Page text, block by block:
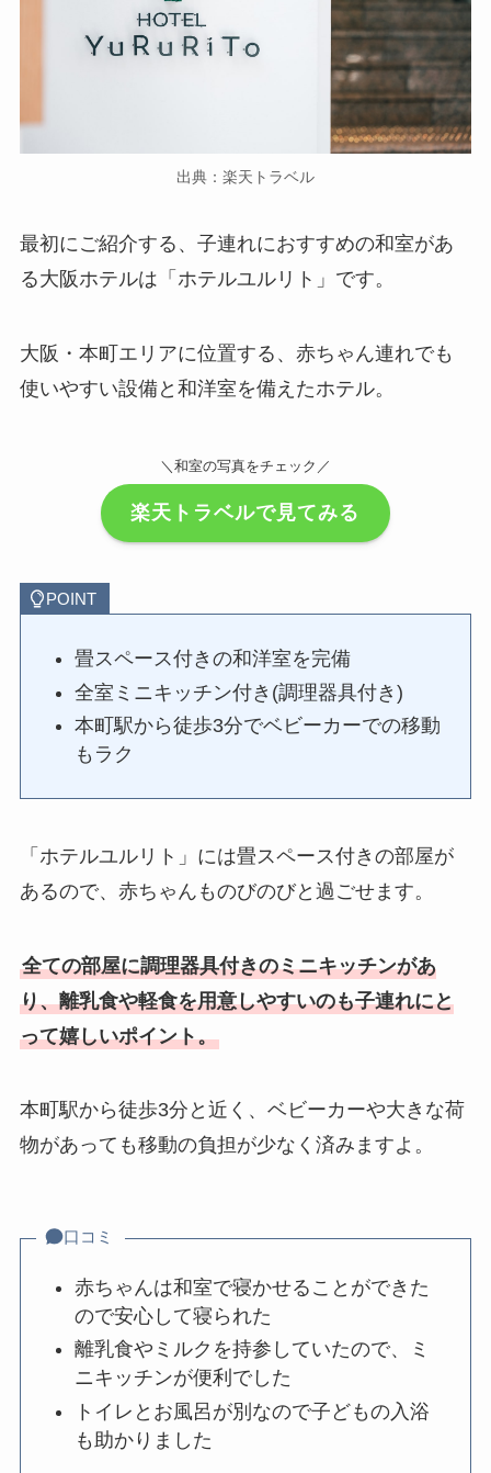
出典：楽天トラベル
最初にご紹介する、子連れにおすすめの和室があ
る大阪ホテルは「ホテルユルリト」です。
大阪・本町エリアに位置する、赤ちゃん連れでも
使いやすい設備と和洋室を備えたホテル。
＼和室の写真をチェック／
楽天トラベルで見てみる
POINT
畳スペース付きの和洋室を完備
全室ミニキッチン付き(調理器具付き)
本町駅から徒歩3分でベビーカーでの移動
もラク
「ホテルユルリト」には畳スペース付きの部屋が
あるので、赤ちゃんものびのびと過ごせます。
全ての部屋に調理器具付きのミニキッチンがあ
り、離乳食や軽食を用意しやすいのも子連れにと
って嬉しいポイント。
本町駅から徒歩3分と近く、ベビーカーや大きな荷
物があっても移動の負担が少なく済みますよ。
口コミ
赤ちゃんは和室で寝かせることができた
ので安心して寝られた
離乳食やミルクを持参していたので、ミ
ニキッチンが便利でした
トイレとお風呂が別なので子どもの入浴
も助かりました